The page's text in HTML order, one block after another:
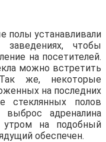
полы устанавливали
чтобы
на посетителей.
можно встретить
же, некоторые
на последних
стеклянных полов
адреналина
на подобный
обеспечен.